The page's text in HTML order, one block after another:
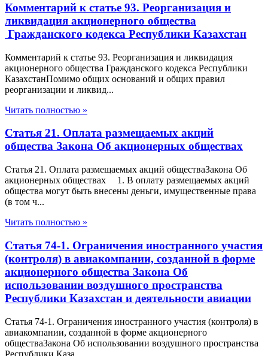
Комментарий к статье 93. Реорганизация и
ликвидация акционерного общества
Гражданского кодекса Республики Казахстан
Комментарий к статье 93. Реорганизация и ликвидация
акционерного общества Гражданского кодекса Республики
КазахстанПомимо общих оснований и общих правил
реорганизации и ликвид...
Читать полностью »
Статья 21. Оплата размещаемых акций
общества Закона Об акционерных обществах
Статья 21. Оплата размещаемых акций обществаЗакона Об
акционерных обществах 1. В оплату размещаемых акций
общества могут быть внесены деньги, имущественные права
(в том ч...
Читать полностью »
Статья 74-1. Ограничения иностранного участия
(контроля) в авиакомпании, созданной в форме
акционерного общества Закона Об
использовании воздушного пространства
Республики Казахстан и деятельности авиации
Статья 74-1. Ограничения иностранного участия (контроля) в
авиакомпании, созданной в форме акционерного
обществаЗакона Об использовании воздушного пространства
Республики Каза...